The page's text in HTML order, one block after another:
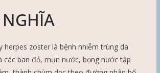
herpes zoster là bệnh nhiễm trùng da
các ban đỏ, mụn nước, bọng nước tập